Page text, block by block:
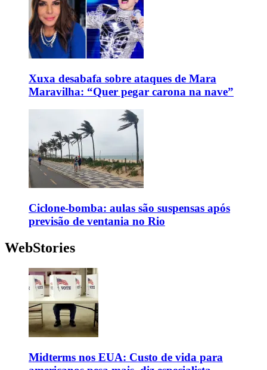
Xuxa desabafa sobre ataques de Mara
Maravilha: “Quer pegar carona na nave”
Ciclone-bomba: aulas são suspensas após
previsão de ventania no Rio
WebStories
Midterms nos EUA: Custo de vida para